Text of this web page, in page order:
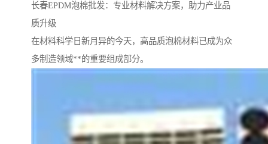
长春EPDM泡棉批发：专业材料解决方案，助力产业品
质升级
在材料科学日新月异的今天，高品质泡棉材料已成为众
多制造领域**的重要组成部分。